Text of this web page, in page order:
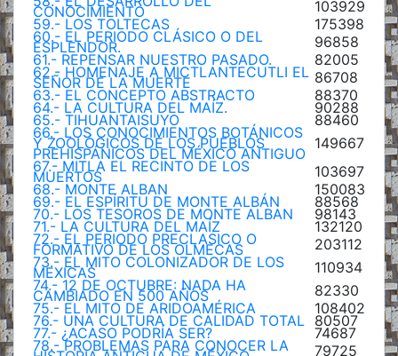
CONOCIMIENTO
103929
59.- LOS TOLTECAS
175398
60.- EL PERIODO CLÁSICO O DEL
ESPLENDOR.
96858
61.- REPENSAR NUESTRO PASADO.
82005
62.- HOMENAJE A MICTLANTECUTLI EL
SEÑOR DE LA MUERTE
86708
63.- EL CONCEPTO ABSTRACTO
88370
64.- LA CULTURA DEL MAÍZ. 90288
65.- TIHUANTAISUYO 88460
66.- LOS CONOCIMIENTOS BOTÁNICOS
Y ZOOLÓGICOS DE LOS PUEBLOS
PREHISPÁNICOS DEL MÉXICO ANTIGUO
149667
67.- MITLA EL RECINTO DE LOS
MUERTOS
103697
68.- MONTE ALBAN
150083
69.- EL ESPÍRITU DE MONTE ALBÁN 88568
70.- LOS TESOROS DE MONTE ALBAN 98143
71.- LA CULTURA DEL MAÍZ 132120
72.- EL PERIODO PRECLASICO O
FORMATIVO DE LOS OLMECAS
203112
73.- EL MITO COLONIZADOR DE LOS
MEXICAS
110934
74.- 12 DE OCTUBRE: NADA HA
CAMBIADO EN 500 AÑOS
82330
75.- EL MITO DE ARIDOAMÉRICA
108402
76.- UNA CULTURA DE CALIDAD TOTAL 80507
77.- ¿ACASO PODRÍA SER? 74687
78.- PROBLEMAS PARA CONOCER LA
79725